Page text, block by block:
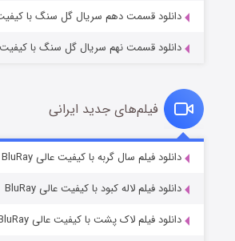
قسمت۶ (زیرنویس)
دانلود قسمت دهم سریال گل سنگ با
دانلود قسمت نهم سریال گل سنگ با
فیلم‌های جدید ایرانی
دانلود فیلم سال گربه با کیفیت عالی BluRay
دانلود فیلم لاله کبود با کیفیت عالی BluRay
دانلود فیلم لاک پشت با کیفیت عالی BluRay